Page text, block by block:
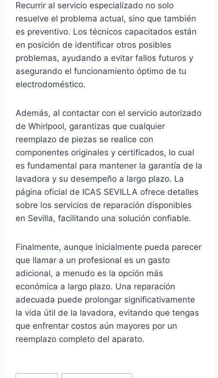
Recurrir al servicio especializado no solo
resuelve el problema actual, sino que también
es preventivo. Los técnicos capacitados están
en posición de identificar otros posibles
problemas, ayudando a evitar fallos futuros y
asegurando el funcionamiento óptimo de tu
electrodoméstico.
Además, al contactar con el servicio autorizado
de Whirlpool, garantizas que cualquier
reemplazo de piezas se realice con
componentes originales y certificados, lo cual
es fundamental para mantener la garantía de la
lavadora y su desempeño a largo plazo. La
página oficial de ICAS SEVILLA ofrece detalles
sobre los servicios de reparación disponibles
en Sevilla, facilitando una solución confiable.
Finalmente, aunque inicialmente pueda parecer
que llamar a un profesional es un gasto
adicional, a menudo es la opción más
económica a largo plazo. Una reparación
adecuada puede prolongar significativamente
la vida útil de la lavadora, evitando que tengas
que enfrentar costos aún mayores por un
reemplazo completo del aparato.
Etiquetas